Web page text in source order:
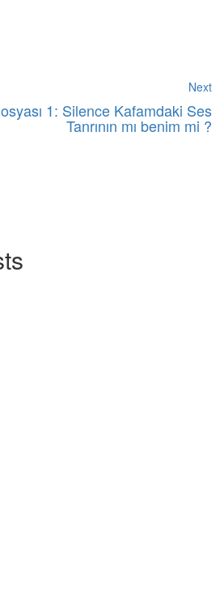
Next
1: Silence Kafamdaki Ses
Tanrının mı benim mi ?